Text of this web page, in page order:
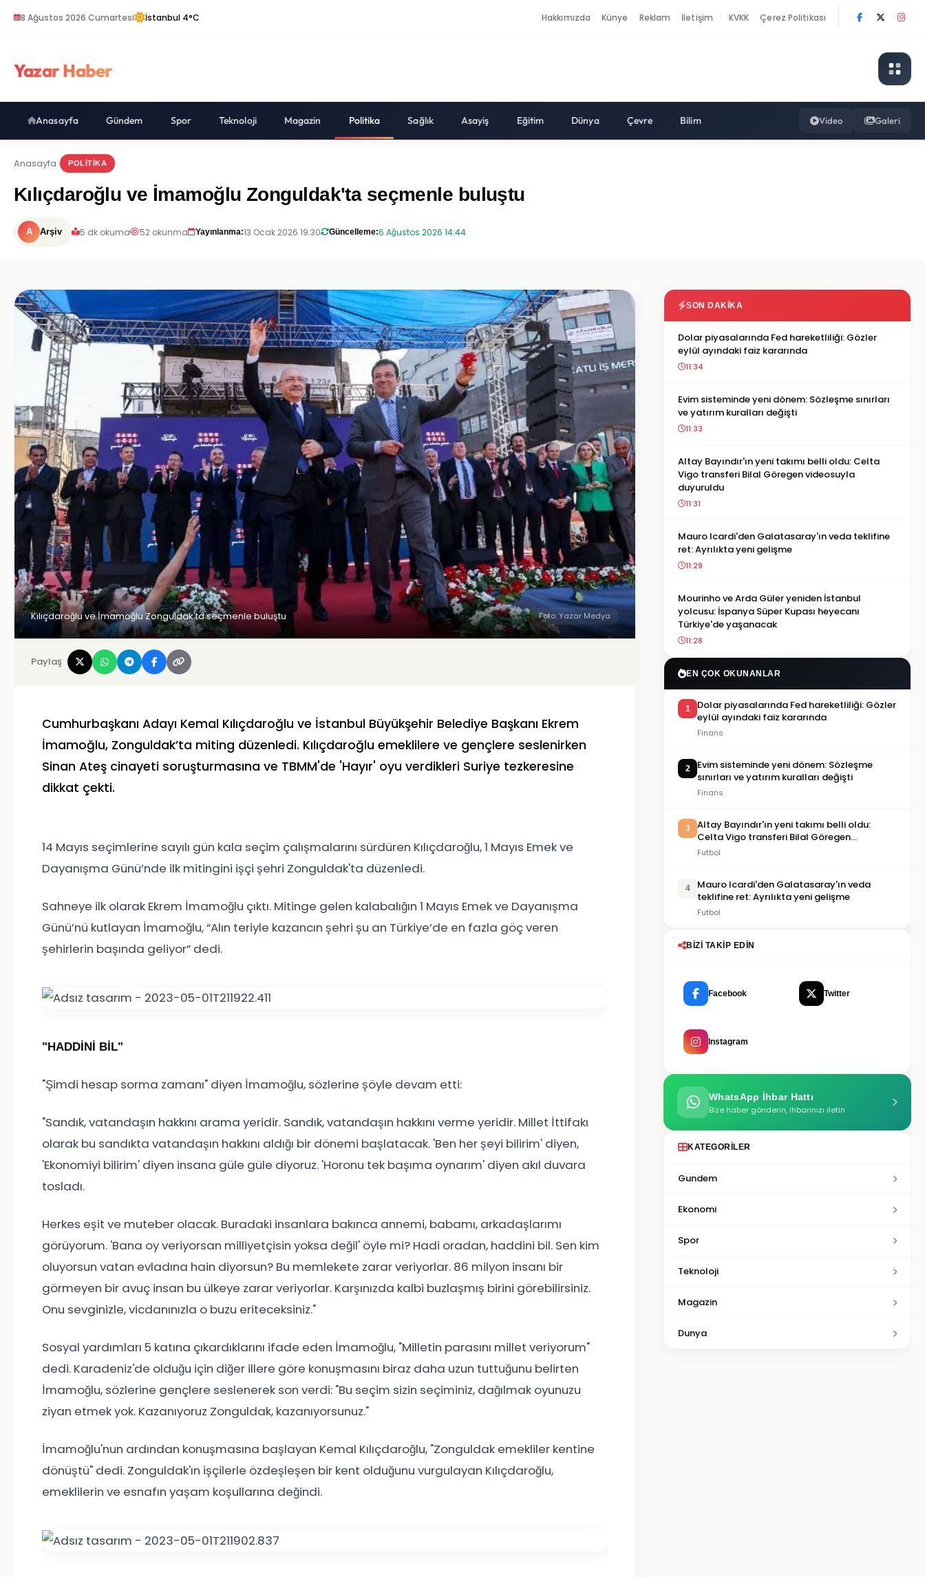
8 Ağustos 2026 Cumartesi İstanbul 4°C Hakkımızda Künye Reklam İletişim KVKK Çerez Politikası
Yazar Haber
Anasayfa Gündem Spor Teknoloji Magazin Politika Sağlık Asayiş Eğitim Dünya Çevre Bilim Video Galeri
Anasayfa POLITIKA
Kılıçdaroğlu ve İmamoğlu Zonguldak'ta seçmenle buluştu
A Arşiv 5 dk okuma 52 okunma Yayınlanma:13 Ocak 2026 19:30 Güncelleme:6 Ağustos 2026 14:44
Kılıçdaroğlu ve İmamoğlu Zonguldak'ta seçmenle buluştu Foto: Yazar Medya
Paylaş
Cumhurbaşkanı Adayı Kemal Kılıçdaroğlu ve İstanbul Büyükşehir Belediye Başkanı Ekrem
İmamoğlu, Zonguldak’ta miting düzenledi. Kılıçdaroğlu emeklilere ve gençlere seslenirken
Sinan Ateş cinayeti soruşturmasına ve TBMM'de 'Hayır' oyu verdikleri Suriye tezkeresine
dikkat çekti.
14 Mayıs seçimlerine sayılı gün kala seçim çalışmalarını sürdüren Kılıçdaroğlu, 1 Mayıs Emek ve
Dayanışma Günü’nde ilk mitingini işçi şehri Zonguldak'ta düzenledi.
Sahneye ilk olarak Ekrem İmamoğlu çıktı. Mitinge gelen kalabalığın 1 Mayıs Emek ve Dayanışma
Günü’nü kutlayan İmamoğlu, “Alın teriyle kazancın şehri şu an Türkiye’de en fazla göç veren
şehirlerin başında geliyor” dedi.
"HADDİNİ BİL"
"Şimdi hesap sorma zamanı" diyen İmamoğlu, sözlerine şöyle devam etti:
"Sandık, vatandaşın hakkını arama yeridir. Sandık, vatandaşın hakkını verme yeridir. Millet İttifakı
olarak bu sandıkta vatandaşın hakkını aldığı bir dönemi başlatacak. 'Ben her şeyi bilirim' diyen,
'Ekonomiyi bilirim' diyen insana güle güle diyoruz. 'Horonu tek başıma oynarım' diyen akıl duvara
tosladı.
Herkes eşit ve muteber olacak. Buradaki insanlara bakınca annemi, babamı, arkadaşlarımı
görüyorum. 'Bana oy veriyorsan milliyetçisin yoksa değil' öyle mi? Hadi oradan, haddini bil. Sen kim
oluyorsun vatan evladına hain diyorsun? Bu memlekete zarar veriyorlar. 86 milyon insanı bir
görmeyen bir avuç insan bu ülkeye zarar veriyorlar. Karşınızda kalbi buzlaşmış birini görebilirsiniz.
Onu sevginizle, vicdanınızla o buzu eriteceksiniz."
Sosyal yardımları 5 katına çıkardıklarını ifade eden İmamoğlu, "Milletin parasını millet veriyorum"
dedi. Karadeniz'de olduğu için diğer illere göre konuşmasını biraz daha uzun tuttuğunu belirten
İmamoğlu, sözlerine gençlere seslenerek son verdi: "Bu seçim sizin seçiminiz, dağılmak oyunuzu
ziyan etmek yok. Kazanıyoruz Zonguldak, kazanıyorsunuz."
İmamoğlu'nun ardından konuşmasına başlayan Kemal Kılıçdaroğlu, "Zonguldak emekliler kentine
dönüştü" dedi. Zonguldak'ın işçilerle özdeşleşen bir kent olduğunu vurgulayan Kılıçdaroğlu,
emeklilerin ve esnafın yaşam koşullarına değindi.
SON DAKIKA
Dolar piyasalarında Fed hareketliliği: Gözler
eylül ayındaki faiz kararında
11:34
Evim sisteminde yeni dönem: Sözleşme sınırları
ve yatırım kuralları değişti
11:33
Altay Bayındır'ın yeni takımı belli oldu: Celta
Vigo transferi Bilal Göregen videosuyla
duyuruldu
11:31
Mauro Icardi'den Galatasaray'ın veda teklifine
ret: Ayrılıkta yeni gelişme
11:29
Mourinho ve Arda Güler yeniden İstanbul
yolcusu: İspanya Süper Kupası heyecanı
Türkiye'de yaşanacak
11:28
EN ÇOK OKUNANLAR
1
Dolar piyasalarında Fed hareketliliği: Gözler
eylül ayındaki faiz kararında
Finans
2
Evim sisteminde yeni dönem: Sözleşme
sınırları ve yatırım kuralları değişti
Finans
3
Altay Bayındır'ın yeni takımı belli oldu:
Celta Vigo transferi Bilal Göregen
videosuyla duyuruldu
Futbol
4
Mauro Icardi'den Galatasaray'ın veda
teklifine ret: Ayrılıkta yeni gelişme
Futbol
BIZI TAKIP EDIN
Facebook Twitter
Instagram
WhatsApp İhbar Hattı
Bize haber gönderin, ihbarınızı iletin
KATEGORILER
Gundem
Ekonomi
Spor
Teknoloji
Magazin
Dunya